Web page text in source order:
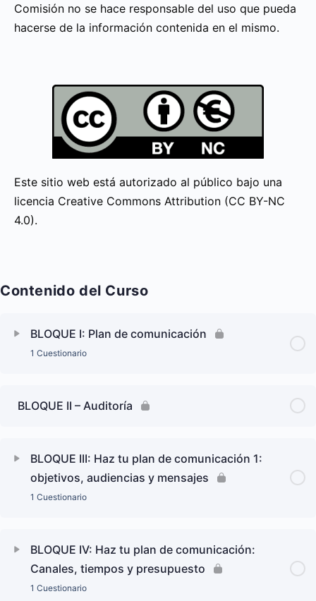
Comisión no se hace responsable del uso que pueda
hacerse de la información contenida en el mismo.
Este sitio web está autorizado al público bajo una
licencia Creative Commons Attribution (CC BY-NC
4.0).
Contenido del Curso
BLOQUE I: Plan de comunicación
1 Cuestionario
BLOQUE II – Auditoría
BLOQUE III: Haz tu plan de comunicación 1:
objetivos, audiencias y mensajes
1 Cuestionario
BLOQUE IV: Haz tu plan de comunicación:
Canales, tiempos y presupuesto
1 Cuestionario